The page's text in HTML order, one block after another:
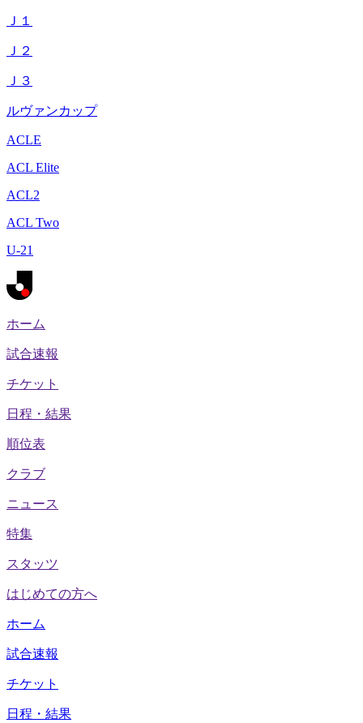
Ｊ１
Ｊ２
Ｊ３
ルヴァンカップ
ACLE
ACL Elite
ACL2
ACL Two
U-21
ホーム
試合速報
チケット
日程・結果
順位表
クラブ
ニュース
特集
スタッツ
はじめての方へ
ホーム
試合速報
チケット
日程・結果